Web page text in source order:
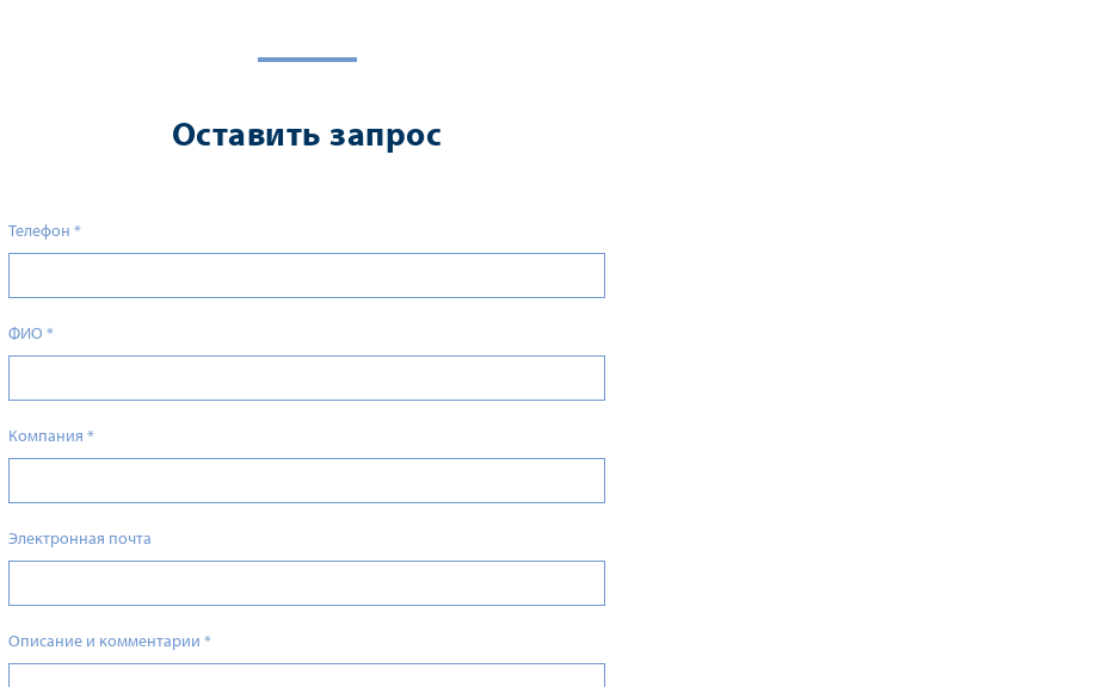
Оставить запрос
Телефон *
ФИО *
Компания *
Электронная почта
Описание и комментарии *